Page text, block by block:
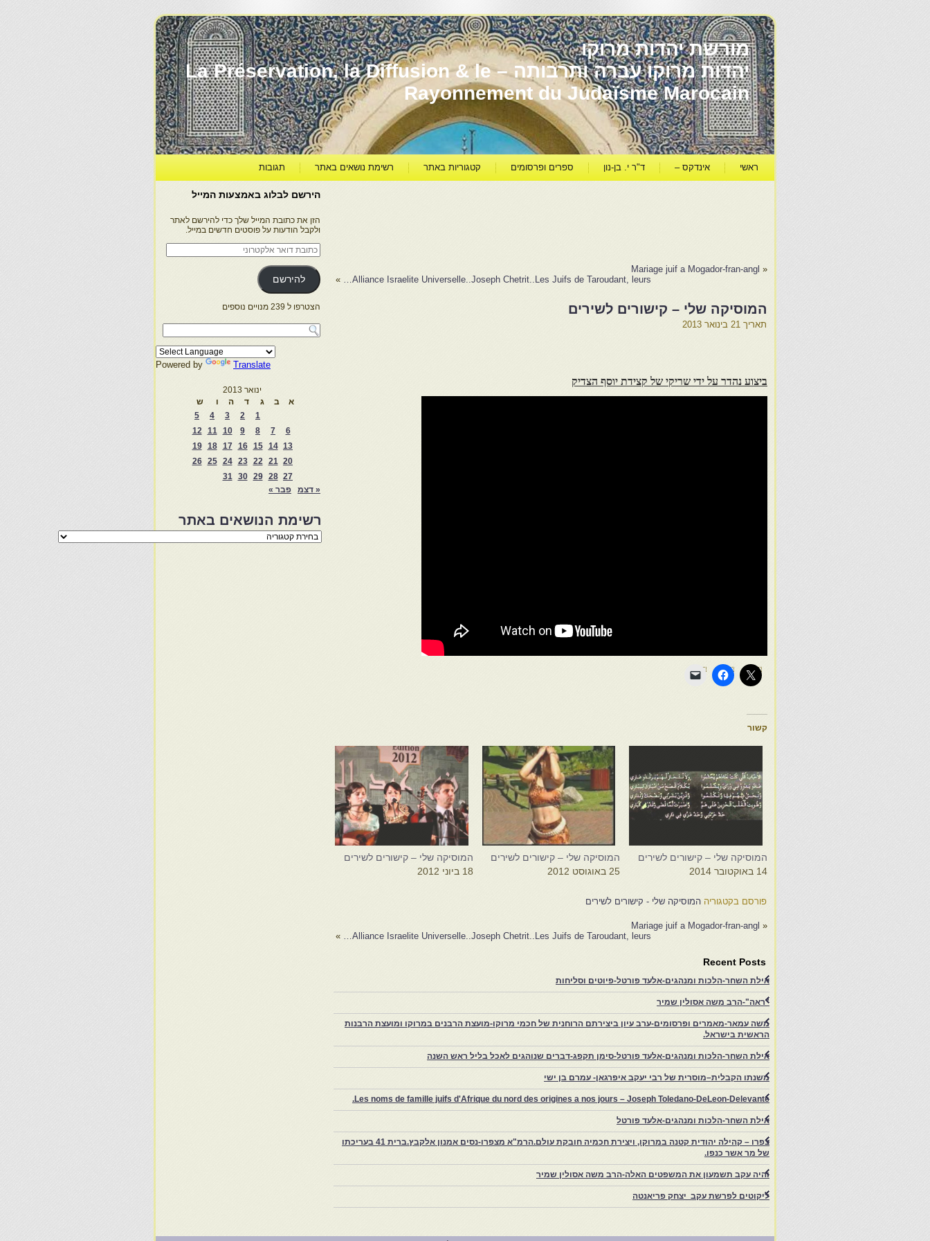
מורשת יהדות מרוקו
יהדות מרוקו עברה ותרבותה – La Préservation, la Diffusion & le
Rayonnement du Judaïsme Marocain
ראשי אינדקס – ד"ר י. בן-נון ספרים ופרסומים קטגוריות באתר רשימת נושאים באתר תגובות
«
Mariage juif a Mogador-fran-angl
Alliance Israelite Universelle..Joseph Chetrit..Les Juifs de Taroudant, leurs…
»
המוסיקה שלי – קישורים לשירים
תאריך 21 בינואר 2013
ביצוע נהדר על ידי שריקי של קצידת יוסף הצדיק
קשור
המוסיקה שלי – קישורים לשירים
14 באוקטובר 2014
המוסיקה שלי – קישורים לשירים
25 באוגוסט 2012
המוסיקה שלי – קישורים לשירים
18 ביוני 2012
פורסם בקטגוריה המוסיקה שלי - קישורים לשירים
«
Mariage juif a Mogador-fran-angl
Alliance Israelite Universelle..Joseph Chetrit..Les Juifs de Taroudant, leurs…
»
Recent Posts
אילת השחר-הלכות ומנהגים-אלעד פורטל-פיוטים וסליחות
"ראה"-הרב משה אסולין שמיר
משה עמאר-מאמרים ופרסומים-ערב עיון ביצירתם הרוחנית של חכמי מרוקו-מועצת הרבנים במרוקו ומועצת הרבנות
הראשית בישראל.
אילת השחר-הלכות ומנהגים-אלעד פורטל-סימן תקפג-דברים שנוהגים לאכל בליל ראש השנה
משנתו הקבלית–מוסרית של רבי יעקב איפרגאן- עמרם בן ישי
Les noms de famille juifs d'Afrique du nord des origines a nos jours – Joseph Toledano-DeLeon-Delevante.
אילת השחר-הלכות ומנהגים-אלעד פורטל
צפרו – קהילה יהודית קטנה במרוקו, ויצירת חכמיה חובקת עולם.הרמ"א מצפרו-נסים אמנון אלקבץ.ברית 41 בעריכתו
של מר אשר כנפו.
והיה עקב תשמעון את המשפטים האלה-הרב משה אסולין שמיר
ליקוטים לפרשת עקב יצחק פריאנטה
הירשם לבלוג באמצעות המייל
הזן את כתובת המייל שלך כדי להירשם לאתר
ולקבל הודעות על פוסטים חדשים במייל.
כתובת
דואר
אלקטרוני
להירשם
הצטרפו ל 239 מנויים נוספים
Powered by Translate
ינואר 2013
א
ב ג ד ה ו
ש
1
2
3
4
5
6
7
8
9
10
11
12
13
14
15
16
17
18
19
20
21
22
23
24
25
26
27
28
29
30
31
« דצמ
פבר »
רשימת הנושאים באתר
רשימת
הנושאים